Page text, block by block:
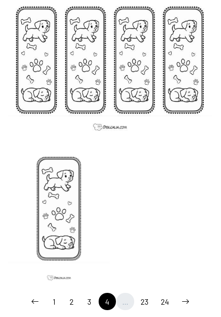
1 2 3 4 ... 23 24